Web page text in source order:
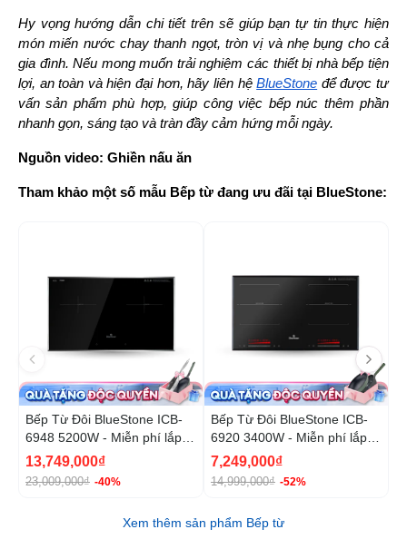
Hy vọng hướng dẫn chi tiết trên sẽ giúp bạn tự tin thực hiện
món miến nước chay thanh ngọt, tròn vị và nhẹ bụng cho cả
gia đình. Nếu mong muốn trải nghiệm các thiết bị nhà bếp tiện
lợi, an toàn và hiện đại hơn, hãy liên hệ BlueStone để được tư
vấn sản phẩm phù hợp, giúp công việc bếp núc thêm phần
nhanh gọn, sáng tạo và tràn đầy cảm hứng mỗi ngày.
Nguồn video: Ghiền nấu ăn
Tham khảo một số mẫu Bếp từ đang ưu đãi tại BlueStone:
Bếp Từ Đôi BlueStone ICB-
6948 5200W - Miễn phí lắp
đặt, cắt đá
13,749,000₫
23,009,000₫ -40%
Bếp Từ Đôi BlueStone ICB-
6920 3400W - Miễn phí lắp
đặt, cắt đá
7,249,000₫
14,999,000₫ -52%
Xem thêm sản phẩm Bếp từ